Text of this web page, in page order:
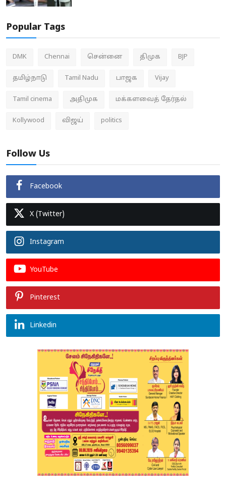
Popular Tags
DMK Chennai சென்னை திமுக BJP
தமிழ்நாடு Tamil Nadu பாஜக Vijay
Tamil cinema அதிமுக மக்களவைத் தேர்தல்
Kollywood விஜய் politics
Follow Us
Facebook
X (Twitter)
Instagram
YouTube
Pinterest
Linkedin